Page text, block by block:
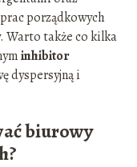
porządkowych
Warto także co kilka
inhibitor
dyspersyjną i
biurowy